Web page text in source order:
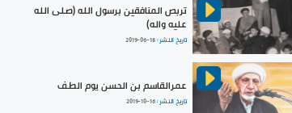
تربص المنافقين برسول الله (صلى الله
عليه واله)
تاريخ النشر :2019-06-18
عمرالقاسم بن الحسن يوم الطف
تاريخ النشر :2019-10-16